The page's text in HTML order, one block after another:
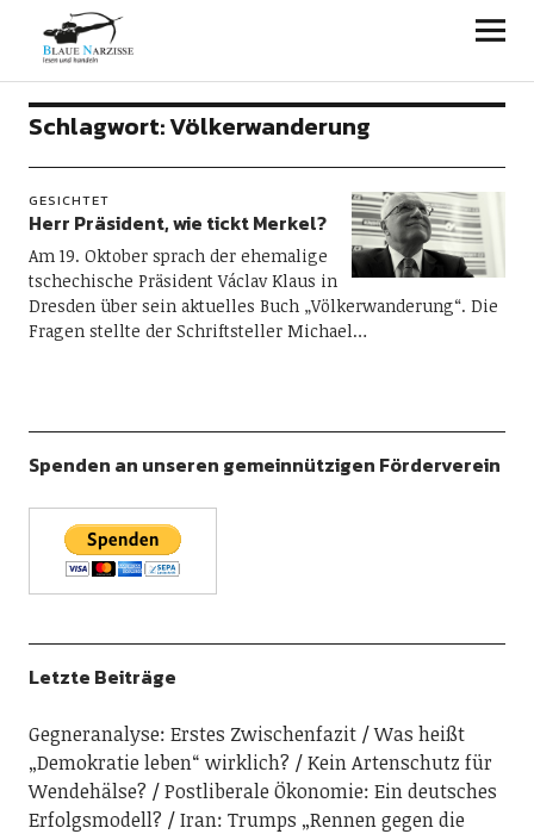
Blaue Narzisse
Schlagwort:Völkerwanderung
GESICHTET
Herr Präsident, wie tickt Merkel?
Am 19. Oktober sprach der ehemalige
tschechische Präsident Václav Klaus in
Dresden über sein aktuelles Buch „Völkerwanderung“. Die
Fragen stellte der Schriftsteller Michael…
Spenden an unseren gemeinnützigen Förderverein
Letzte Beiträge
Gegneranalyse: Erstes Zwischenfazit
Was heißt
„Demokratie leben“ wirklich?
Kein Artenschutz für
Wendehälse?
Postliberale Ökonomie: Ein deutsches
Erfolgsmodell?
Iran: Trumps „Rennen gegen die